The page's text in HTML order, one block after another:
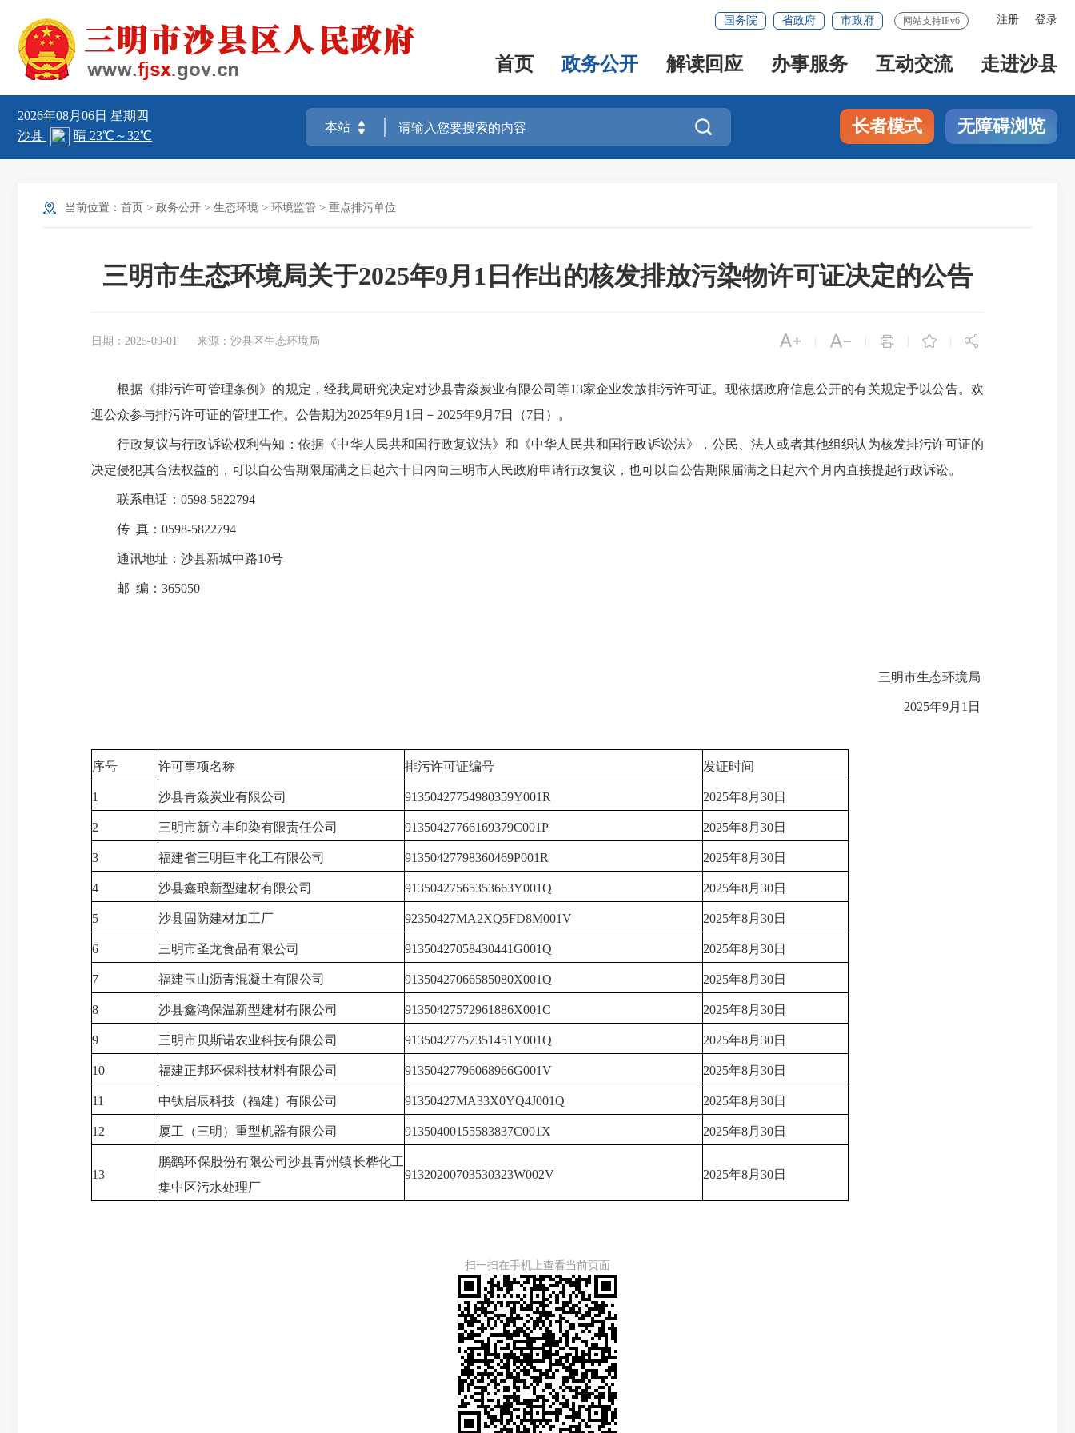
注册 登录
国务院 省政府 市政府 网站支持IPv6
首页 政务公开 解读回应 办事服务 互动交流 走进沙县
2026年08月06日 星期四
 长者模式 无障碍浏览
当前位置： 首页 > 政务公开 > 生态环境 > 环境监管 > 重点排污单位
三明市生态环境局关于2025年9月1日作出的核发排放污染物许可证决定的公告
日期：2025-09-01 来源：沙县区生态环境局     
根据《排污许可管理条例》的规定，经我局研究决定对沙县青焱炭业有限公司等13家企业发放排污许可证。现依据政府信息公开的有关规定予以公告。欢
迎公众参与排污许可证的管理工作。公告期为2025年9月1日－2025年9月7日（7日）。
行政复议与行政诉讼权利告知：依据《中华人民共和国行政复议法》和《中华人民共和国行政诉讼法》，公民、法人或者其他组织认为核发排污许可证的
决定侵犯其合法权益的，可以自公告期限届满之日起六十日内向三明市人民政府申请行政复议，也可以自公告期限届满之日起六个月内直接提起行政诉讼。
联系电话：0598-5822794
传 真：0598-5822794
通讯地址：沙县新城中路10号
邮 编：365050
三明市生态环境局
2025年9月1日
序号 许可事项名称 排污许可证编号 发证时间
1 沙县青焱炭业有限公司 91350427754980359Y001R 2025年8月30日
2 三明市新立丰印染有限责任公司 91350427766169379C001P 2025年8月30日
3 福建省三明巨丰化工有限公司 91350427798360469P001R 2025年8月30日
4 沙县鑫琅新型建材有限公司 91350427565353663Y001Q 2025年8月30日
5 沙县固防建材加工厂 92350427MA2XQ5FD8M001V 2025年8月30日
6 三明市圣龙食品有限公司 91350427058430441G001Q 2025年8月30日
7 福建玉山沥青混凝土有限公司 91350427066585080X001Q 2025年8月30日
8 沙县鑫鸿保温新型建材有限公司 91350427572961886X001C 2025年8月30日
9 三明市贝斯诺农业科技有限公司 91350427757351451Y001Q 2025年8月30日
10 福建正邦环保科技材料有限公司 91350427796068966G001V 2025年8月30日
11 中钛启辰科技（福建）有限公司 91350427MA33X0YQ4J001Q 2025年8月30日
12 厦工（三明）重型机器有限公司 91350400155583837C001X 2025年8月30日
13
鹏鹞环保股份有限公司沙县青州镇长桦化工
集中区污水处理厂
91320200703530323W002V 2025年8月30日
扫一扫在手机上查看当前页面